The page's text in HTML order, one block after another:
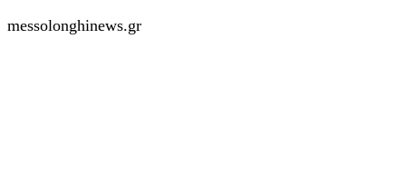
messolonghinews.gr